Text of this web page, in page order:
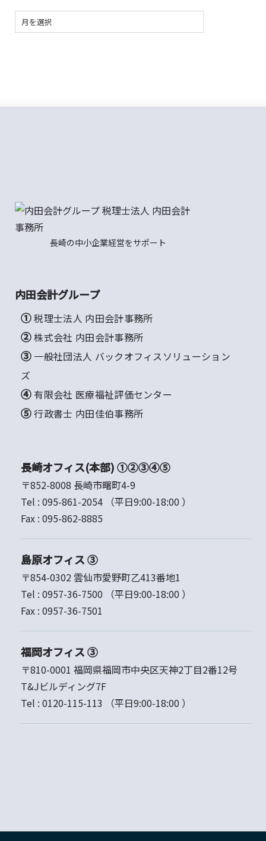
長崎の中小企業経営をサポート
内田会計グループ
① 税理士法人 内田会計事務所
② 株式会社 内田会計事務所
③ 一般社団法人 バックオフィスソリューション
ズ
④ 有限会社 医療福祉評価センター
⑤ 行政書士 内田佳伯事務所
長崎オフィス(本部) ①②③④⑤
〒852-8008 長崎市曙町4-9
Tel : 095-861-2054
（平日9:00-18:00 ）
Fax : 095-862-8885
島原オフィス ③
〒854-0302 雲仙市愛野町乙413番地1
Tel : 0957-36-7500
（平日9:00-18:00 ）
Fax : 0957-36-7501
福岡オフィス ③
〒810-0001 福岡県福岡市中央区天神2丁目2番12号
T&Jビルディング7F
Tel : 0120-115-113 （平日9:00-18:00 ）